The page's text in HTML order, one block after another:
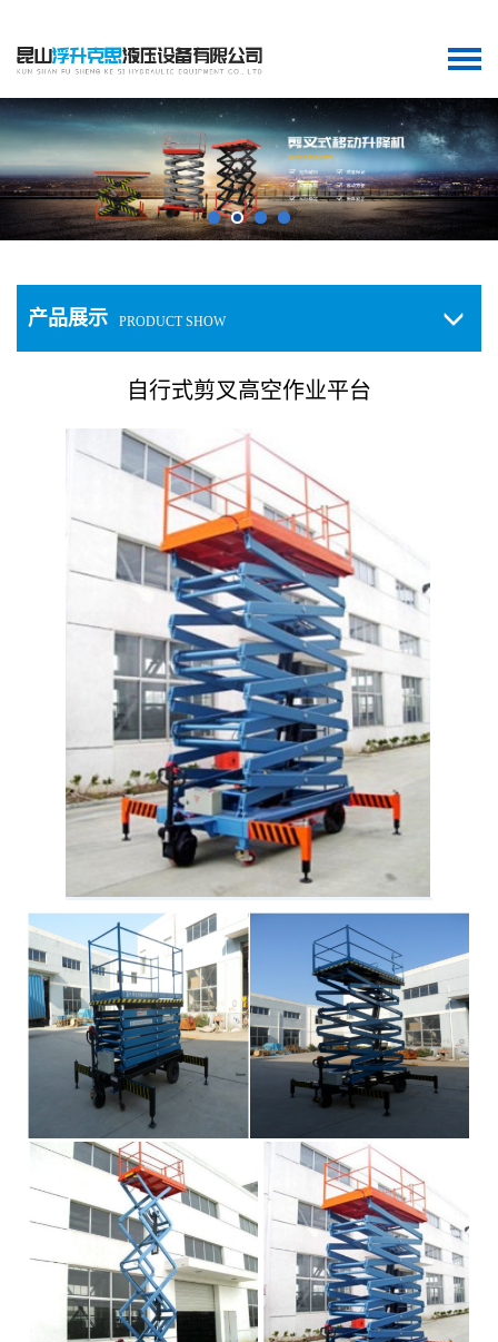
产品展示 PRODUCT SHOW
自行式剪叉高空作业平台